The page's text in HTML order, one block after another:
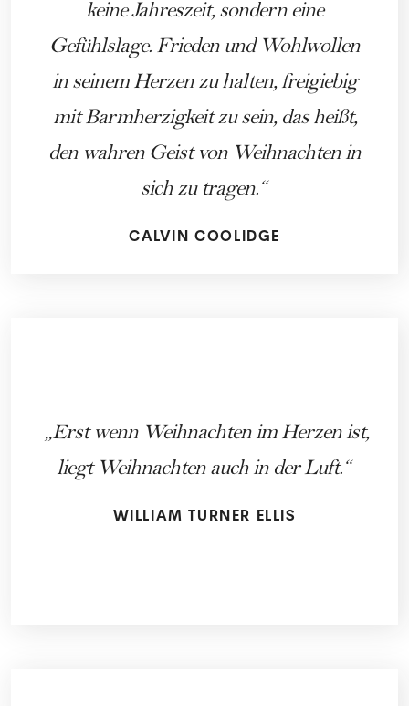
keine Jahreszeit, sondern eine
Gefühlslage. Frieden und Wohlwollen
in seinem Herzen zu halten, freigiebig
mit Barmherzigkeit zu sein, das heißt,
den wahren Geist von Weihnachten in
sich zu tragen.
CALVIN COOLIDGE
Erst wenn Weihnachten im Herzen ist,
liegt Weihnachten auch in der Luft.
WILLIAM TURNER ELLIS